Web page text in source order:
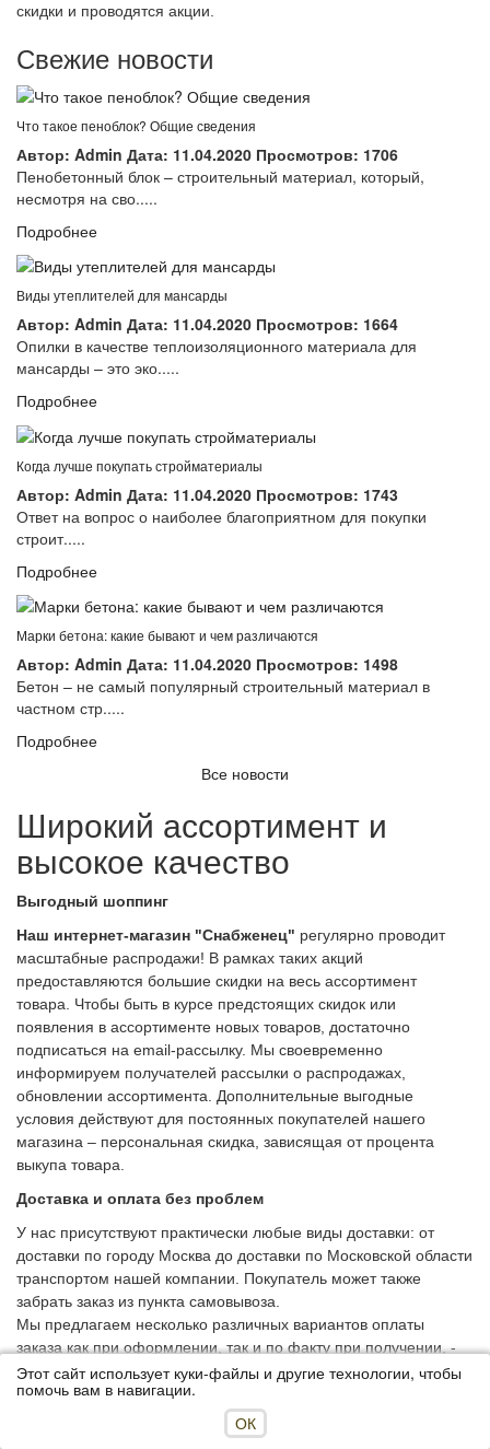
скидки и проводятся акции.
Свежие новости
Что такое пеноблок? Общие сведения
Автор: Admin Дата: 11.04.2020 Просмотров: 1706
Пенобетонный блок – строительный материал, который,
несмотря на сво.....
Подробнее
Виды утеплителей для мансарды
Автор: Admin Дата: 11.04.2020 Просмотров: 1664
Опилки в качестве теплоизоляционного материала для
мансарды – это эко.....
Подробнее
Когда лучше покупать стройматериалы
Автор: Admin Дата: 11.04.2020 Просмотров: 1743
Ответ на вопрос о наиболее благоприятном для покупки
строит.....
Подробнее
Марки бетона: какие бывают и чем различаются
Автор: Admin Дата: 11.04.2020 Просмотров: 1498
Бетон – не самый популярный строительный материал в
частном стр.....
Подробнее
Все новости
Широкий ассортимент и
высокое качество
Выгодный шоппинг
Наш интернет-магазин "Снабженец" регулярно проводит
масштабные распродажи! В рамках таких акций
предоставляются большие скидки на весь ассортимент
товара. Чтобы быть в курсе предстоящих скидок или
появления в ассортименте новых товаров, достаточно
подписаться на email-рассылку. Мы своевременно
информируем получателей рассылки о распродажах,
обновлении ассортимента. Дополнительные выгодные
условия действуют для постоянных покупателей нашего
магазина – персональная скидка, зависящая от процента
выкупа товара.
Доставка и оплата без проблем
У нас присутствуют практически любые виды доставки: от
доставки по городу Москва до доставки по Московской области
транспортом нашей компании. Покупатель может также
забрать заказ из пункта самовывоза.
Мы предлагаем несколько различных вариантов оплаты
заказа как при оформлении, так и по факту при получении, -
банковской картой или переводом, наличным расчетом или
безналичной оплатой. Если товар не подошел, его можно
вернуть с курьером как до оплаты заказа, так и после в
Этот сайт использует куки-файлы и другие технологии, чтобы
помочь вам в навигации.
ОК